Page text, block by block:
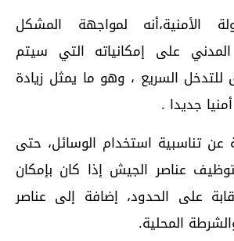
الأمنية،أنه لمواجهة المشكل
على إمكانياته التي سيتم
للتدخل السريع ، وهو ما يمثل زيادة
عن تناسبية استخدام الوسائل، حتى
عناصر الجيش إذا كان بإمكان
على الحدود، إضافة إلى عناصر
المحلية.